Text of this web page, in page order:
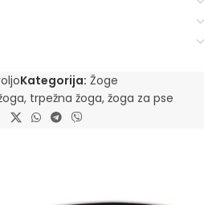
Kategorija: Žoge
, trpežna žoga, žoga za pse